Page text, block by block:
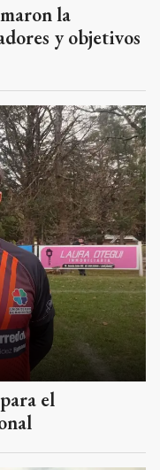
la
y objetivos
el